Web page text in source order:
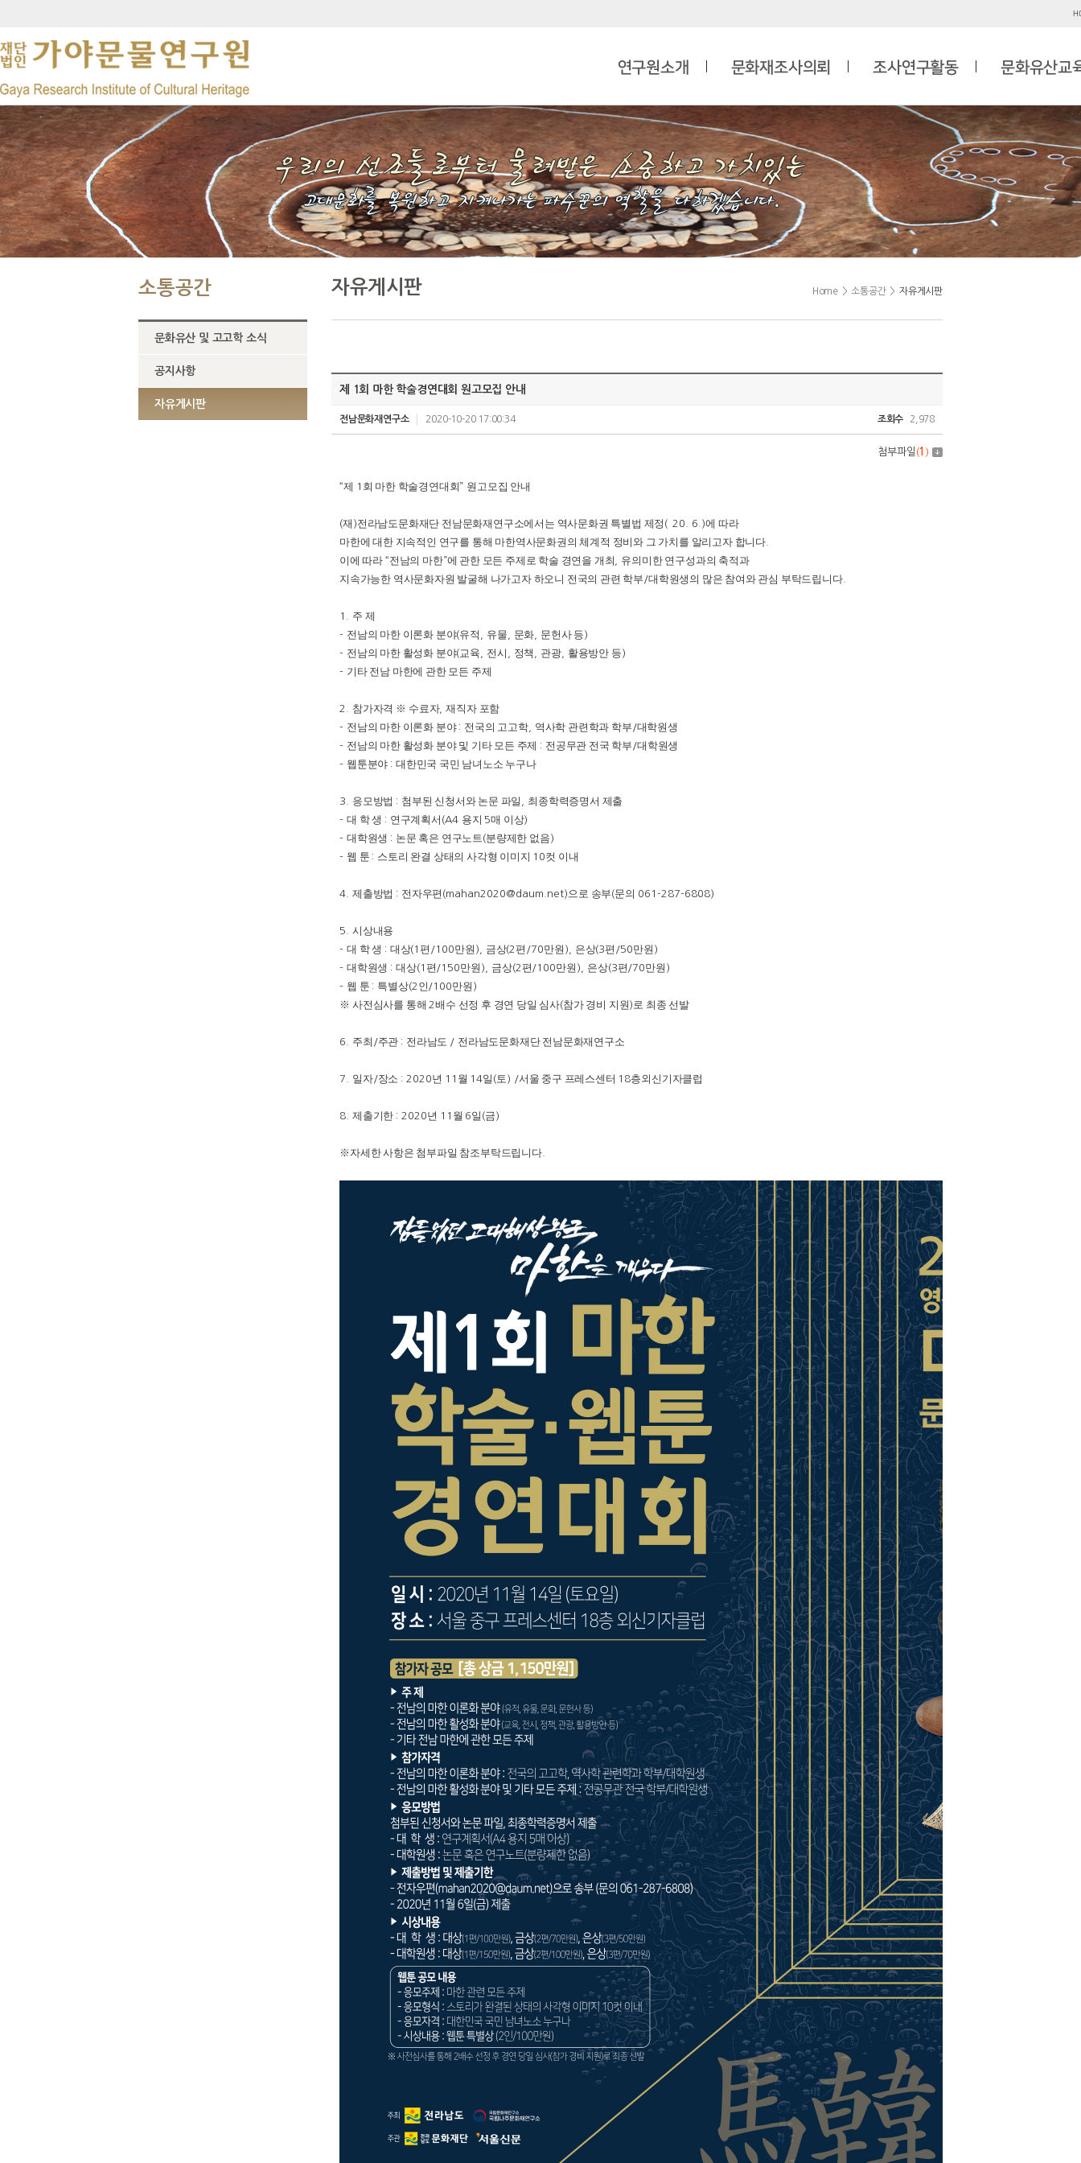
연구원소개 문화재조사의뢰 조사연구활동 문화유산교
소통공간
문화유산 및 고고학 소식
공지사항
자유게시판
자유게시판 Home > 소통공간 > 자유게시판
제 1회 마한 학술경연대회 원고모집 안내
전남문화재연구소 2020-10-20 17:00:34 조회수 2,978
첨부파일 (1 )
“제 1 회 마한 학술경연대회” 원고모집 안내
(재 )전라남도문화재단 전남문화재연구소에서는 역사문화권 특별법 제정 (`20. 6.)에 따라
마한에 대한 지속적인 연구를 통해 마한역사문화권의 체계적 정비와 그 가치를 알리고자 합니다
이에 따라 “전남의 마한”에 관한 모든 주제로 학술 경연을 개최
유의미한 연구성과의 축적과
지속가능한 역사문화자원 발굴해 나가고자 하오니 전국의 관련 학부 /대학원생의 많은 참여와 관심 부탁드립니다.
1. 주 제
- 전남의 마한 이론화 분야(유적 유물 문화 문헌사 등)
- 전남의 마한 활성화 분야(교육 전시 정책 관광, 활용방안 등)
- 기타 전남 마한에 관한 모든 주제
2. 참가자격 ※ 수료자,재직자 포함
- 전남의 마한 이론화 분야 : 전국의 고고학, 역사학 관련학과 학부 /대학원생
- 전남의 마한 활성화 분야 및 기타 모든 주제 : 전공무관 전국 학부 /대학원생
- 웹툰분야 : 대한민국 국민 남녀노소 누구나
3. 응모방법 : 첨부된 신청서와 논문 파일 최종학력증명서 제출
- 대 학 생 : 연구계획서 (A4 용지 5매 이상)
- 대학원생 : 논문 혹은 연구노트(분량제한 없음)
- 웹 툰 : 스토리 완결 상태의 사각형 이미지 10컷 이내
4. 제출방법 : 전자우편 (mahan2020@daum.net)으로 송부(문의 061-287-6808)
5. 시상내용
- 대 학 생 : 대상(1 편 /100만원 ), 금상(2 편 /70만원 ), 은상(3편 /50만원 )
- 대학원생 : 대상(1 편 /150만원 ), 금상(2 편 /100만원 ), 은상(3편 /70만원 )
- 웹 툰 : 특별상(2 인 /100만원 )
※ 사전심사를 통해2배수 선정 후 경연 당일 심사(참가 경비 지원)로 최종 선발
6. 주최 /주관 : 전라남도 / 전라남도문화재단 전남문화재연구소
7. 일자/장소 : 2020년 11 월 14일 (토) /서울 중구 프레스센터 18층외신기자클럽
8. 제출기한 : 2020년 11 월 6일 (금)
※ 자세한 사항은 첨부파일 참조부탁드립니다.